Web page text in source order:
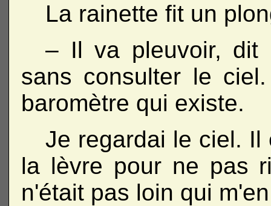
La rainette fit un
– Il va pleuvoir, dit
sans consulter le
baromètre qui existe.
Je regardai le ciel. Il
la lèvre pour ne pas
n'était pas loin qui